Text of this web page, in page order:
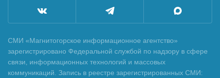
СМИ «Магнитогорское информационное агентство»
зарегистрировано Федеральной службой по надзору в сфере
связи, информационных технологий и массовых
коммуникаций. Запись в реестре зарегистрированных СМИ: